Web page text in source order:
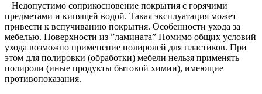
Недопустимо соприкосновение покрытия с горячими
предметами и кипящей водой. Такая эксплуатация может
привести к вспучиванию покрытия. Особенности ухода за
мебелью. Поверхности из ”ламината” Помимо общих условий
ухода возможно применение полиролей для пластиков. При
этом для полировки (обработки) мебели нельзя применять
полироли (иные продукты бытовой химии), имеющие
противопоказания.